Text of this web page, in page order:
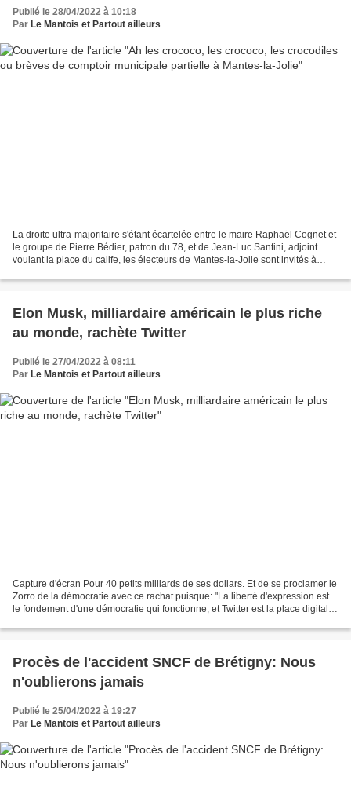
Publié le 28/04/2022 à 10:18
Par Le Mantois et Partout ailleurs
La droite ultra-majoritaire s'étant écartelée entre le maire Raphaël Cognet et
le groupe de Pierre Bédier, patron du 78, et de Jean-Luc Santini, adjoint
voulant la place du calife, les électeurs de Mantes-la-Jolie sont invités à
Elon Musk, milliardaire américain le plus riche
au monde, rachète Twitter
Publié le 27/04/2022 à 08:11
Par Le Mantois et Partout ailleurs
Capture d'écran Pour 40 petits milliards de ses dollars. Et de se proclamer le
Zorro de la démocratie avec ce rachat puisque: "La liberté d'expression est
le fondement d'une démocratie qui fonctionne, et Twitter est la place digitale
Procès de l'accident SNCF de Brétigny: Nous
n'oublierons jamais
Publié le 25/04/2022 à 19:27
Par Le Mantois et Partout ailleurs